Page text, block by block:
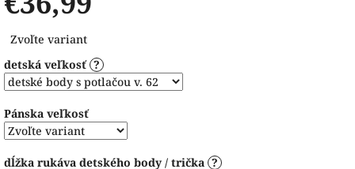
cena:
Zvoľte variant
detská veľkosť ?
Pánska veľkosť
dĺžka rukáva detského body / trička ?